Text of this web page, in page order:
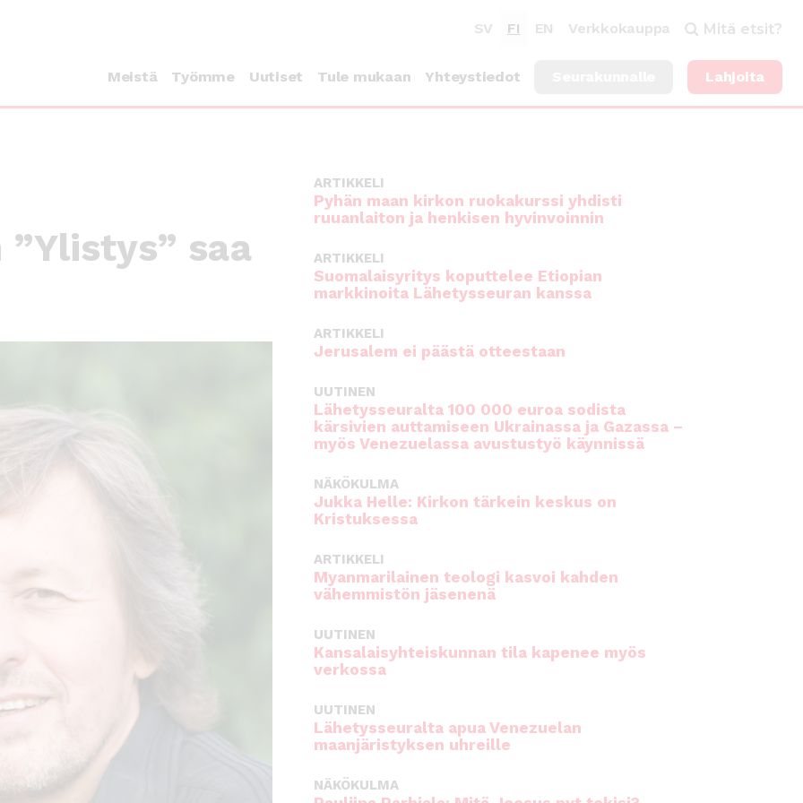
SV FI EN Verkkokauppa Mitä etsit?
Meistä Työmme Uutiset Tule mukaan Yhteystiedot Lahjoita
saa
ARTIKKELI
Pyhän maan kirkon ruokakurssi yhdisti
ruuanlaiton ja henkisen hyvinvoinnin
ARTIKKELI
Suomalaisyritys koputtelee Etiopian
markkinoita Lähetysseuran kanssa
ARTIKKELI
Jerusalem ei päästä otteestaan
UUTINEN
Lähetysseuralta 100 000 euroa sodista
kärsivien auttamiseen Ukrainassa ja Gazassa –
myös Venezuelassa avustustyö käynnissä
NÄKÖKULMA
Jukka Helle: Kirkon tärkein keskus on
Kristuksessa
ARTIKKELI
Myanmarilainen teologi kasvoi kahden
vähemmistön jäsenenä
UUTINEN
Kansalaisyhteiskunnan tila kapenee myös
verkossa
UUTINEN
Lähetysseuralta apua Venezuelan
maanjäristyksen uhreille
NÄKÖKULMA